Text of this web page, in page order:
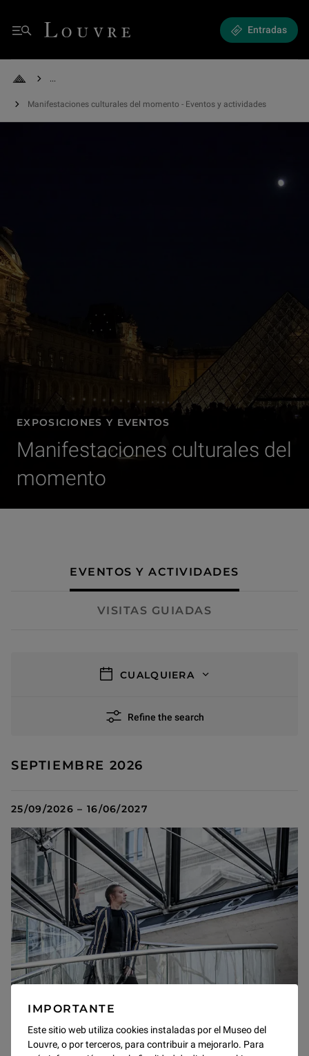
IMPORTANTE
Este sitio web utiliza cookies instaladas por el Museo del
Louvre, o por terceros, para contribuir a mejorarlo. Para
Menú
Louvre - Back to Home Entradas
Back to Home
Manifestaciones culturales del momento - Eventos y actividades
EXPOSICIONES Y EVENTOS
Manifestaciones culturales del
momento
EVENTOS Y ACTIVIDADES
VISITAS GUIADAS
CUALQUIERA
Refine the search
SEPTIEMBRE 2026
25/09/2026 – 16/06/2027
ESPAÑA EN EL LOUVRE
Eventos